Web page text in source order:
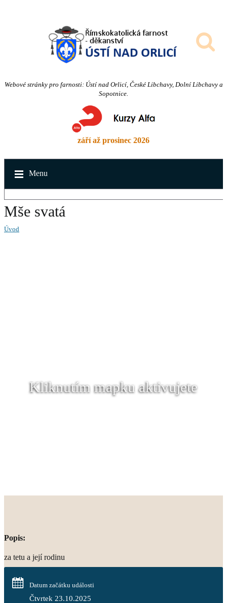
Webové stránky pro farnosti: Ústí nad Orlicí, České Libchavy, Dolní Libchavy a
Sopotnice.
září až prosinec 2026
Menu
Mše svatá
Úvod
Kliknutím mapku aktivujete
Popis:
za tetu a její rodinu
Datum začátku události
Čtvrtek 23.10.2025